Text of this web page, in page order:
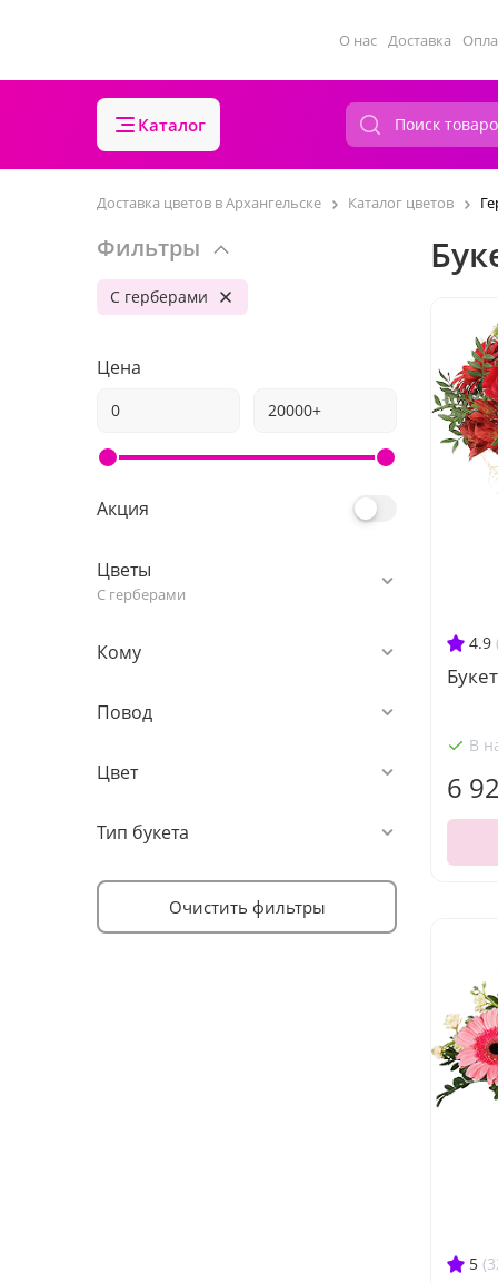
О нас Доставка
Каталог
Доставка цветов в Архангельске Каталог цветов
Фильтры
С герберами
Цена
Акция
Цветы
С герберами
Кому
Повод
Цвет
Тип букета
Очистить фильтры
4.9
В
6
5